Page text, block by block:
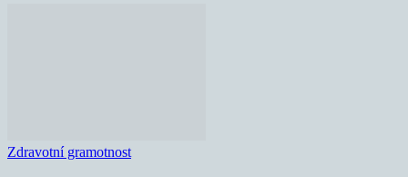
Zdravotní gramotnost